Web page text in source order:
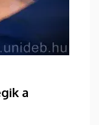
a